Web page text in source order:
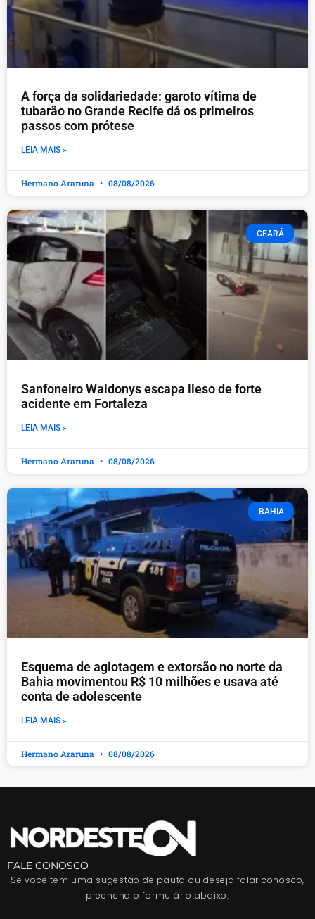
A força da solidariedade: garoto vítima de
tubarão no Grande Recife dá os primeiros
passos com prótese
LEIA MAIS »
Hermano Araruna 08/08/2026
CEARÁ
Sanfoneiro Waldonys escapa ileso de forte
acidente em Fortaleza
LEIA MAIS »
Hermano Araruna 08/08/2026
BAHIA
Esquema de agiotagem e extorsão no norte da
Bahia movimentou R$ 10 milhões e usava até
conta de adolescente
LEIA MAIS »
Hermano Araruna 08/08/2026
FALE CONOSCO
Se você tem uma sugestão de pauta ou deseja falar conosco,
preencha o formulário abaixo.